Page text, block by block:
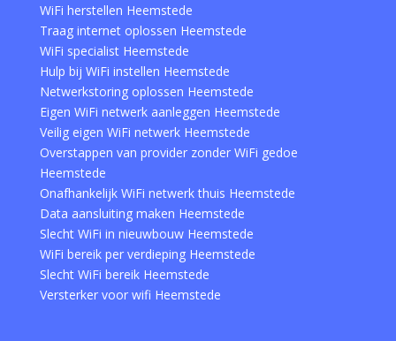
WiFi herstellen Heemstede
Traag internet oplossen Heemstede
WiFi specialist Heemstede
Hulp bij WiFi instellen Heemstede
Netwerkstoring oplossen Heemstede
Eigen WiFi netwerk aanleggen Heemstede
Veilig eigen WiFi netwerk Heemstede
Overstappen van provider zonder WiFi gedoe
Heemstede
Onafhankelijk WiFi netwerk thuis Heemstede
Data aansluiting maken Heemstede
Slecht WiFi in nieuwbouw Heemstede
WiFi bereik per verdieping Heemstede
Slecht WiFi bereik Heemstede
Versterker voor wifi Heemstede